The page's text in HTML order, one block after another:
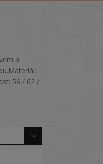
a
56 / 62 /